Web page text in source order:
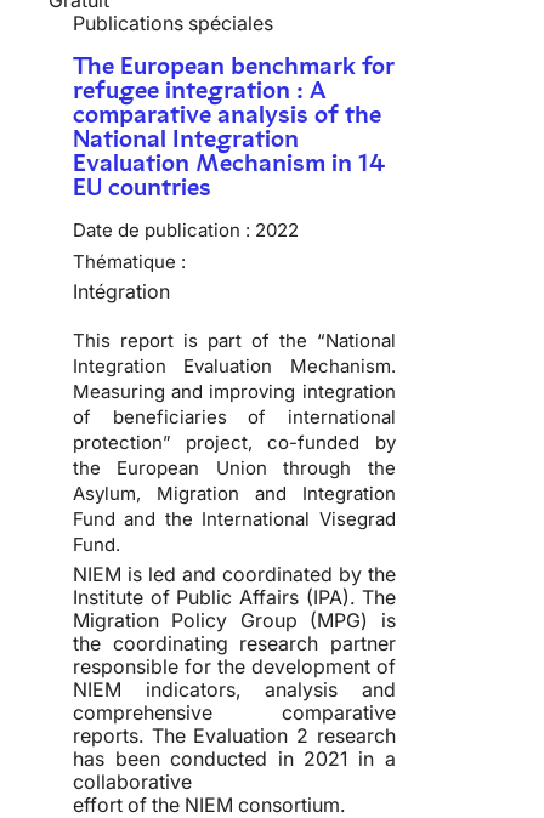
Publications spéciales
The European benchmark for
refugee integration : A
comparative analysis of the
National Integration
Evaluation Mechanism in 14
EU countries
Date de publication : 2022
Thématique :
Intégration
This report is part of the “National
Integration Evaluation Mechanism.
Measuring and improving integration
of beneficiaries of international
protection” project, co-funded by
the European Union through the
Asylum, Migration and Integration
Fund and the International Visegrad
Fund.
NIEM is led and coordinated by the
Institute of Public Affairs (IPA). The
Migration Policy Group (MPG) is
the coordinating research partner
responsible for the development of
NIEM indicators, analysis and
comprehensive comparative
reports. The Evaluation 2 research
has been conducted in 2021 in a
collaborative
effort of the NIEM consortium.